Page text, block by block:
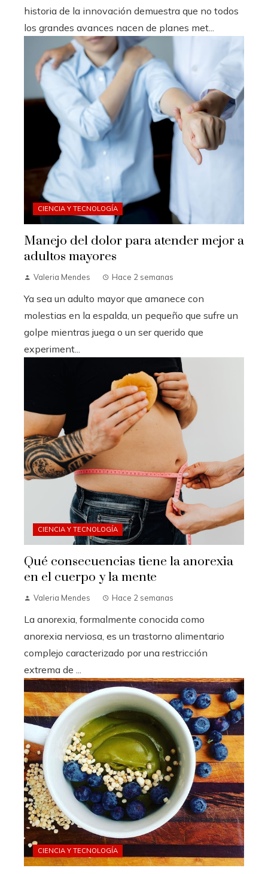
historia de la innovación demuestra que no todos
los grandes avances nacen de planes met...
CIENCIA Y TECNOLOGÍA
Manejo del dolor para atender mejor a
adultos mayores
Valeria Mendes Hace 2 semanas
Ya sea un adulto mayor que amanece con
molestias en la espalda, un pequeño que sufre un
golpe mientras juega o un ser querido que
experiment...
CIENCIA Y TECNOLOGÍA
Qué consecuencias tiene la anorexia
en el cuerpo y la mente
Valeria Mendes Hace 2 semanas
La anorexia, formalmente conocida como
anorexia nerviosa, es un trastorno alimentario
complejo caracterizado por una restricción
extrema de ...
CIENCIA Y TECNOLOGÍA